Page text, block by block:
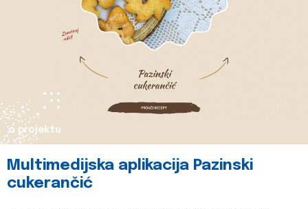
o projektu
Multimedijska aplikacija Pazinski
cukerančić